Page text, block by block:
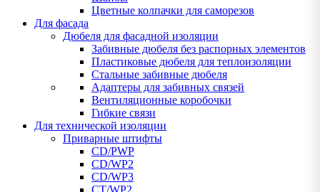
Цветные колпачки для саморезов
Для фасада
Дюбеля для фасадной изоляции
Забивные дюбеля без распорных элементов
Пластиковые дюбеля для теплоизоляции
Стальные забивные дюбеля
Адаптеры для забивных связей
Вентиляционные коробочки
Гибкие связи
Для технической изоляции
Приварные штифты
CD/PWP
CD/WP2
CD/WP3
CT/WP2